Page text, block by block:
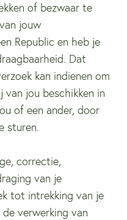
of bezwaar te
jouw
Republic en heb je
Dat
kan indienen om
van jou beschikken in
of een ander, door
sturen.
correctie,
van je
tot intrekking van je
verwerking van